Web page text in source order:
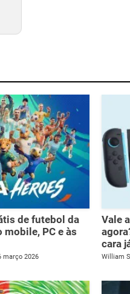
de futebol da
mobile, PC e às
março 2026
Vale
cara
William